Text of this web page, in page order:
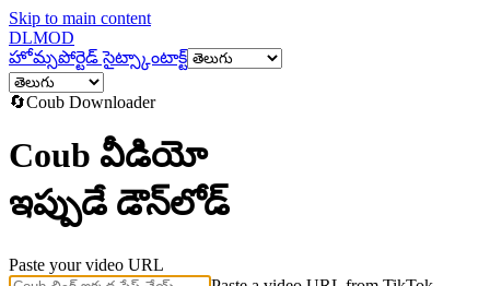
Skip to main content
DLMOD
హోమ్సపోర్టెడ్ సైట్స్కాంటాక్ట్
🔄Coub Downloader
Coub వీడియో
ఇప్పుడే డౌన్‌లోడ్
Paste your video URL